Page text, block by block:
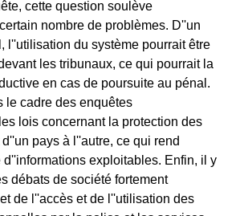
cette question soulève
nombre de problèmes. D''un
l''utilisation du système pourrait être
les tribunaux, ce qui pourrait la
en cas de poursuite au pénal.
le cadre des enquêtes
lois concernant la protection des
pays à l''autre, ce qui rend
exploitables. Enfin, il y
débats de société fortement
de l''accès et de l''utilisation des